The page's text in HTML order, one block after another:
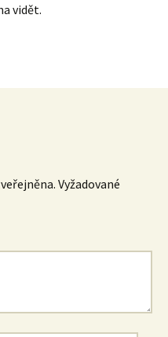
vidět.
Vyžadované